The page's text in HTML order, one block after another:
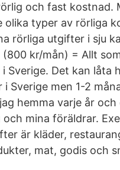
och fast kostnad.
olika typer av rörliga
rörliga utgifter i sju
kr/mån) = Allt
Sverige. Det kan låta
i Sverige men 1-2
hemma varje år och
mina föräldrar.
är kläder,
mat, godis och